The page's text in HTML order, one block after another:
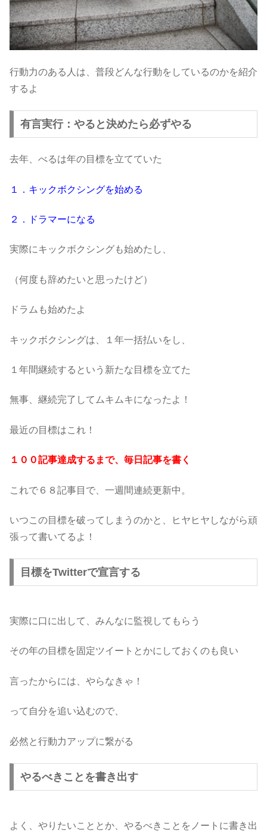
行動力のある人は、普段どんな行動をしているのかを紹介
するよ
有言実行：やると決めたら必ずやる
去年、べるは年の目標を立てていた
１．キックボクシングを始める
２．ドラマーになる
実際にキックボクシングも始めたし、
（何度も辞めたいと思ったけど）
ドラムも始めたよ
キックボクシングは、１年一括払いをし、
１年間継続するという新たな目標を立てた
無事、継続完了してムキムキになったよ！
最近の目標はこれ！
１００記事達成するまで、毎日記事を書く
これで６８記事目で、一週間連続更新中。
いつこの目標を破ってしまうのかと、ヒヤヒヤしながら頑
張って書いてるよ！
目標をTwitterで宣言する
実際に口に出して、みんなに監視してもらう
その年の目標を固定ツイートとかにしておくのも良い
言ったからには、やらなきゃ！
って自分を追い込むので、
必然と行動力アップに繋がる
やるべきことを書き出す
よく、やりたいこととか、やるべきことをノートに書き出